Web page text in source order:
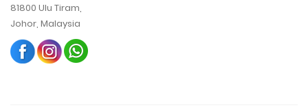
81800 Ulu Tiram,
Johor, Malaysia